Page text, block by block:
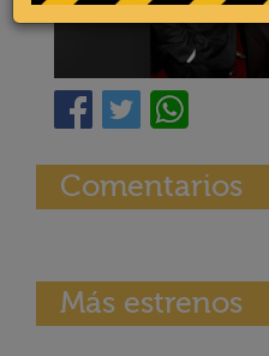
Comentarios
Más estrenos